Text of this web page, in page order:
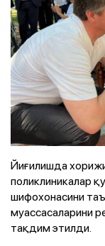
Йиғилишда
поликлиникалар
шифохонасини
муассасаларини
тақдим этилди.